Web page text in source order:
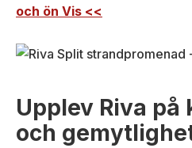
och ön Vis <<
Upplev Riva på
och